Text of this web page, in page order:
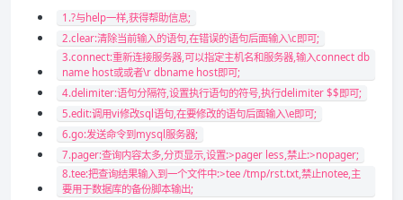
1.?与help一样,获得帮助信息;
2.clear:清除当前输入的语句,在错误的语句后面输入\c即可;
3.connect:重新连接服务器,可以指定主机名和服务器,输入connect db
name host或或者\r dbname host即可;
4.delimiter:语句分隔符,设置执行语句的符号,执行delimiter $$即可;
5.edit:调用vi修改sql语句,在要修改的语句后面输入\e即可;
6.go:发送命令到mysql服务器;
7.pager:查询内容太多,分页显示,设置:>pager less,禁止:>nopager;
8.tee:把查询结果输入到一个文件中:>tee /tmp/rst.txt,禁止notee,主
要用于数据库的备份脚本输出;